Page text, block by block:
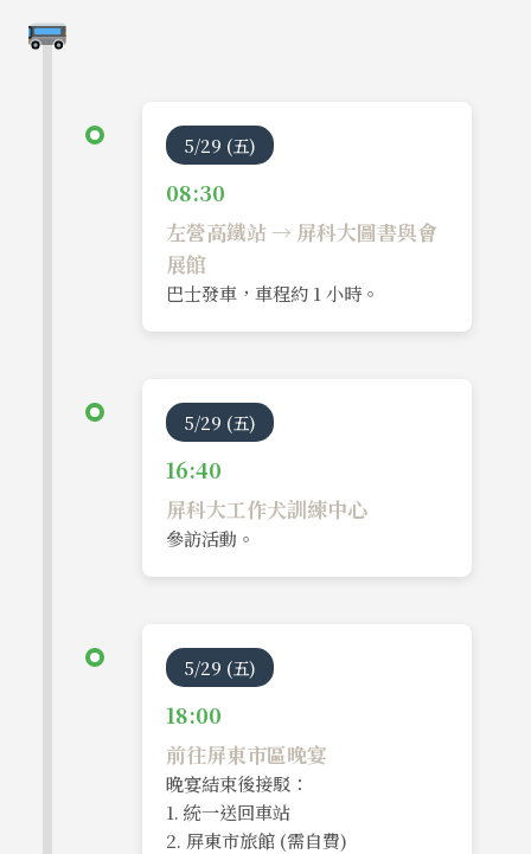
5/29 (五)
08:30
左營高鐵站 → 屏科大圖書與會
展館
巴士發車，車程約 1 小時。
5/29 (五)
16:40
屏科大工作犬訓練中心
參訪活動。
5/29 (五)
18:00
前往屏東市區晚宴
晚宴結束後接駁：
1. 統一送回車站
2. 屏東市旅館 (需自費)